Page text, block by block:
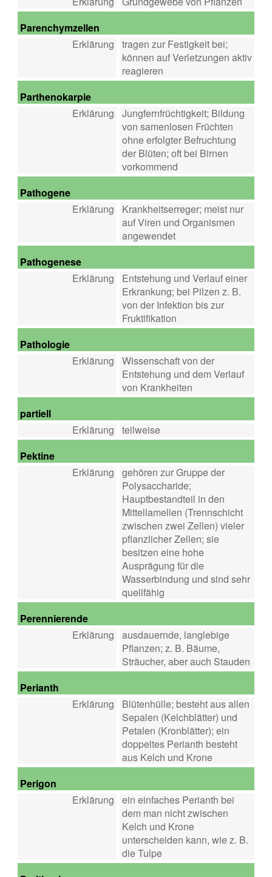
Parenchymzellen
Erklärung
tragen zur Festigkeit bei;
können auf Verletzungen aktiv
reagieren
Parthenokarpie
Erklärung
Jungfernfrüchtigkeit; Bildung
von samenlosen Früchten
ohne erfolgter Befruchtung
der Blüten; oft bei Birnen
vorkommend
Pathogene
Erklärung
Krankheitserreger; meist nur
auf Viren und Organismen
angewendet
Pathogenese
Erklärung
Entstehung und Verlauf einer
Erkrankung; bei Pilzen z. B.
von der Infektion bis zur
Fruktifikation
Pathologie
Erklärung
Wissenschaft von der
Entstehung und dem Verlauf
von Krankheiten
partiell
Erklärung
teilweise
Pektine
Erklärung
gehören zur Gruppe der
Polysaccharide;
Hauptbestandteil in den
Mittellamellen (Trennschicht
zwischen zwei Zellen) vieler
pflanzlicher Zellen; sie
besitzen eine hohe
Ausprägung für die
Wasserbindung und sind sehr
quellfähig
Perennierende
Erklärung
ausdauernde, langlebige
Pflanzen; z. B. Bäume,
Sträucher, aber auch Stauden
Perianth
Erklärung
Blütenhülle; besteht aus allen
Sepalen (Kelchblätter) und
Petalen (Kronblätter); ein
doppeltes Perianth besteht
aus Kelch und Krone
Perigon
Erklärung
ein einfaches Perianth bei
dem man nicht zwischen
Kelch und Krone
unterscheiden kann, wie z. B.
die Tulpe